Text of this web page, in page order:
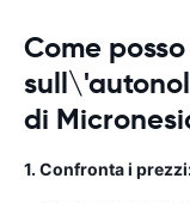
Come
di
1. Confronta i